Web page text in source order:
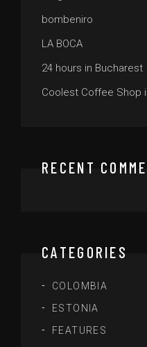
bombeniro
LA BOCA
24 hours in Bucharest
Coolest Coffee Shop
RECENT
CATEGORIES
COLOMBIA
ESTONIA
FEATURES